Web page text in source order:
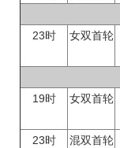
23时
女双首轮
19时
女双首轮
23时 混双首轮